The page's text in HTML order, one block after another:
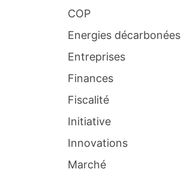
COP
Energies décarbonées
Entreprises
Finances
Fiscalité
Initiative
Innovations
Marché